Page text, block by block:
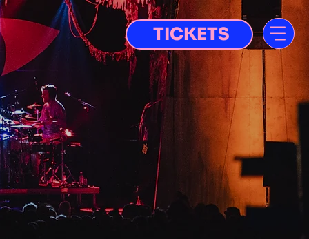
TICKETS